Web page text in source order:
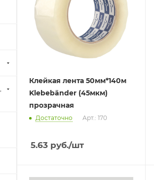
Клейкая лента 50мм*140м
Klebebänder (45мкм)
прозрачная
Достаточно Арт.: 170
5.63 руб./шт